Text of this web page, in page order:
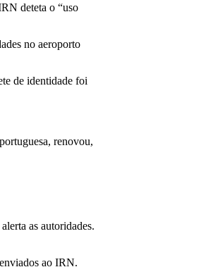
deteta o “uso
no aeroporto
de identidade foi
renovou,
as autoridades.
ao IRN.